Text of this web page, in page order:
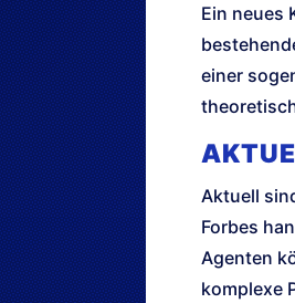
Ein neues
einer
Aktuell
Forbes
Agenten
komplexe